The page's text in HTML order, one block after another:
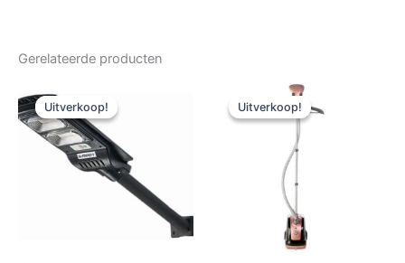
Gerelateerde producten
Uitverkoop!
Uitverkoop! Uitverkoop!
Uitverkoop!